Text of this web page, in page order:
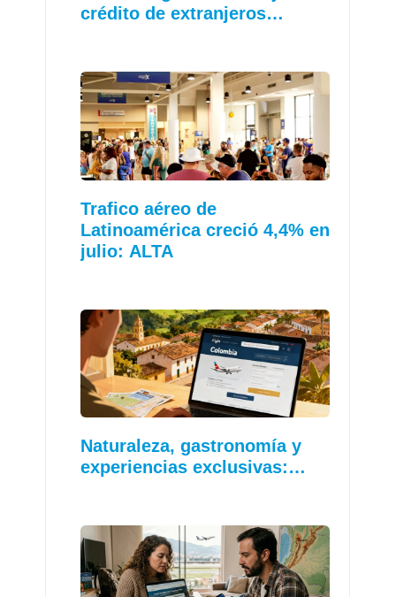
crédito de extranjeros…
Trafico aéreo de
Latinoamérica creció 4,4% en
julio: ALTA
Naturaleza, gastronomía y
experiencias exclusivas:…